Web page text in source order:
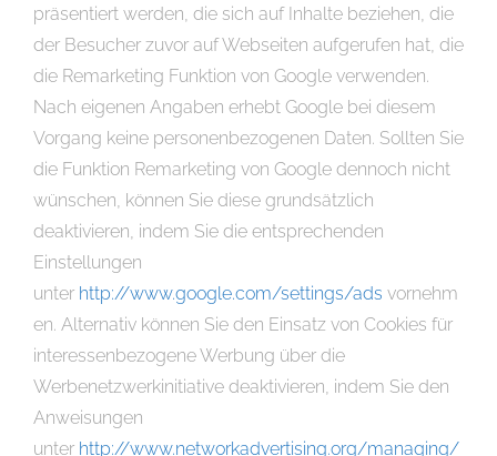
präsentiert werden, die sich auf Inhalte beziehen, die
der Besucher zuvor auf Webseiten aufgerufen hat, die
die Remarketing Funktion von Google verwenden.
Nach eigenen Angaben erhebt Google bei diesem
Vorgang keine personenbezogenen Daten. Sollten Sie
die Funktion Remarketing von Google dennoch nicht
wünschen, können Sie diese grundsätzlich
deaktivieren, indem Sie die entsprechenden
Einstellungen
unter http://www.google.com/settings/ads vornehm
en. Alternativ können Sie den Einsatz von Cookies für
interessenbezogene Werbung über die
Werbenetzwerkinitiative deaktivieren, indem Sie den
Anweisungen
unter http://www.networkadvertising.org/managing/